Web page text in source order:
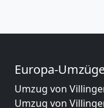
Europa-
Umzug von
Umzug von